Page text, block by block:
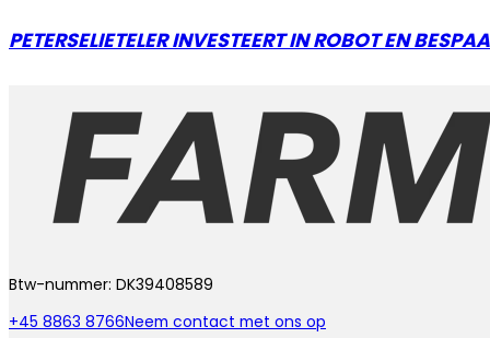
PETERSELIETELER INVESTEERT IN ROBOT EN
Btw-nummer: DK39408589
+45 8863 8766Neem contact met ons op